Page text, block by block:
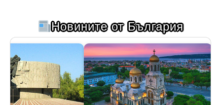
Новините от България